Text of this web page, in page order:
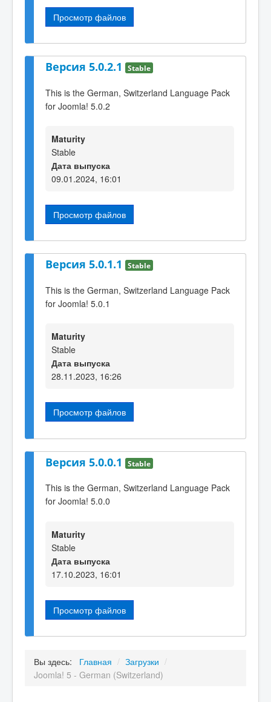
Просмотр файлов
Версия 5.0.2.1 Stable
This is the German, Switzerland Language Pack
for Joomla! 5.0.2
Maturity
Stable
Дата выпуска
09.01.2024, 16:01
Просмотр файлов
Версия 5.0.1.1 Stable
This is the German, Switzerland Language Pack
for Joomla! 5.0.1
Maturity
Stable
Дата выпуска
28.11.2023, 16:26
Просмотр файлов
Версия 5.0.0.1 Stable
This is the German, Switzerland Language Pack
for Joomla! 5.0.0
Maturity
Stable
Дата выпуска
17.10.2023, 16:01
Просмотр файлов
Вы здесь: Главная / Загрузки /
Joomla! 5 - German (Switzerland)